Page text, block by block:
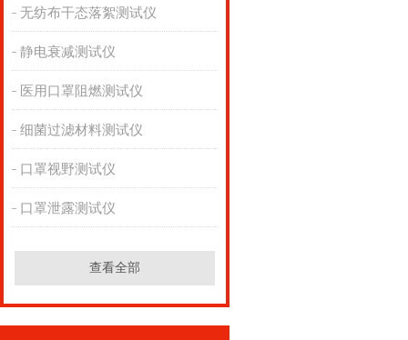
无纺布干态落絮测试仪
静电衰减测试仪
医用口罩阻燃测试仪
细菌过滤材料测试仪
口罩视野测试仪
口罩泄露测试仪
查看全部